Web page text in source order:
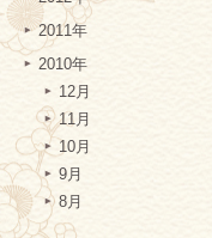
2011年
2010年
12月
11月
10月
9月
8月